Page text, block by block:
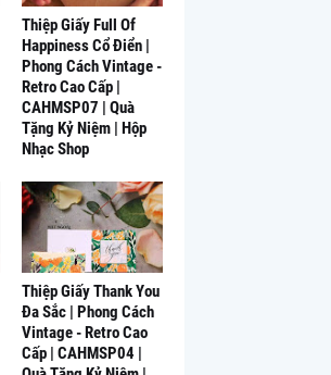
Thiệp Giấy Full Of
Happiness Cổ Điển |
Phong Cách Vintage -
Retro Cao Cấp |
CAHMSP07 | Quà
Tặng Kỷ Niệm | Hộp
Nhạc Shop
Thiệp Giấy Thank You
Đa Sắc | Phong Cách
Vintage - Retro Cao
Cấp | CAHMSP04 |